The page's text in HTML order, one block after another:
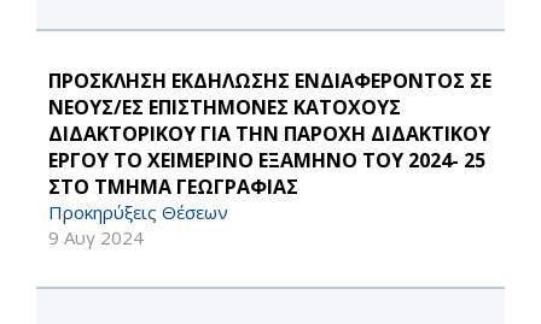
ΠΡΟΣΚΛΗΣΗ ΕΚΔΗΛΩΣΗΣ ΕΝΔΙΑΦΕΡΟΝΤΟΣ ΣΕ
ΝΕΟΥΣ/ΕΣ ΕΠΙΣΤΗΜΟΝΕΣ ΚΑΤΟΧΟΥΣ
ΔΙΔΑΚΤΟΡΙΚΟΥ ΓΙΑ ΤΗΝ ΠΑΡΟΧΗ ΔΙΔΑΚΤΙΚΟΥ
ΕΡΓΟΥ ΤΟ ΧΕΙΜΕΡΙΝΟ ΕΞΑΜΗΝΟ ΤΟΥ 2024- 25
ΣΤΟ ΤΜΗΜΑ ΓΕΩΓΡΑΦΙΑΣ
Προκηρύξεις Θέσεων
9 Αυγ 2024